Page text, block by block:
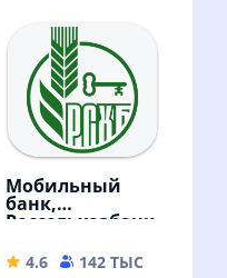
MB
Мобильный
банк,
Россельхозбанк
4.6 142 ТЫС